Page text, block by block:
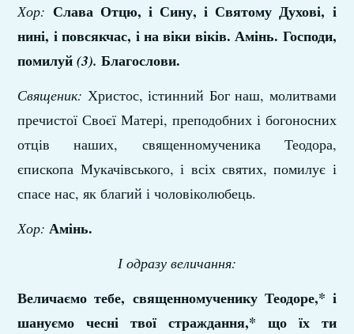
Хор: Слава Отцю, і Сину, і Святому Духові, і
нині, і повсякчас, і на віки віків. Амінь. Господи,
помилуй(3).Благослови.
Священик: Христос, істинний Бог наш, молитвами
пречистої Своєї Матері, преподобних і богоносних
отців наших, священномученика Теодора,
єпископа Мукачівського, і всіх святих, помилує і
спасе нас, як благий і чоловіколюбець.
Хор: Амінь.
І одразу величання:
Величаємо тебе, священномученику Теодоре,* і
шануємо чесні твої страждання,* що їх ти